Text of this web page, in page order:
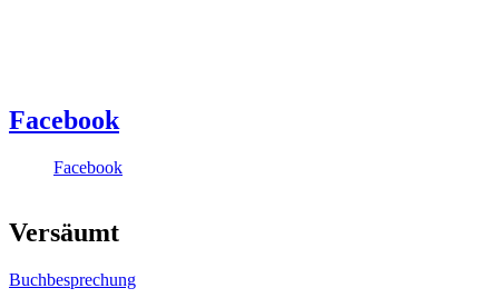
Facebook
Facebook
Versäumt
Buchbesprechung